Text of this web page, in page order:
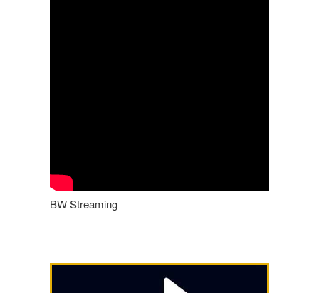
BW Streaming